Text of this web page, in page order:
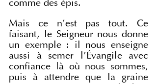
comme des épis.
Mais ce n'est pas tout. Ce
faisant, le Seigneur nous donne
un exemple : il nous enseigne
aussi à semer l'Évangile avec
confiance là où nous sommes,
puis à attendre que la graine